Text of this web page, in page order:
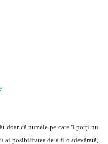
doar că numele pe care îl porți nu
ai posibilitatea de a fi o adevărată,